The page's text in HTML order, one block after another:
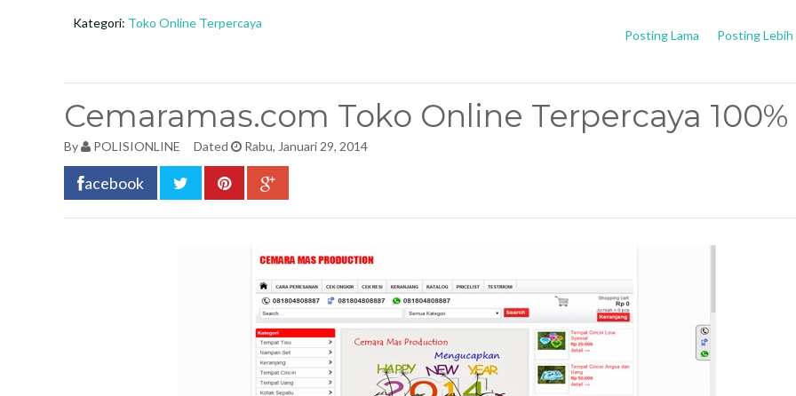
Kategori: Toko Online Terpercaya
Posting Lebih
Posting Lama
Cemaramas.com Toko Online Terpercaya 100%
By POLISIONLINE Dated Rabu, Januari 29, 2014
acebook